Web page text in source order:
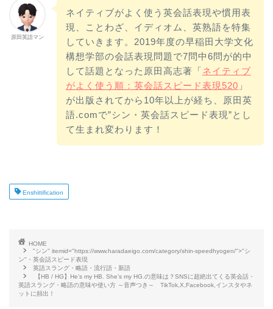
ー
原田英語マン
ネイティブがよく使う英会話表現や慣用表
現、ことわざ、イディオム、英熟語を特集
していきます。2019年度の早稲田大学文化
構想学部の会話表現問題で7問中6問が的中
して話題となった原田高志著「ネイティブ
がよく使う順：英会話スピード表現520 」
が出版されてから10年以上が経ち、原田英
語.comで”シン・英会話スピード表現”とし
て生まれ変わります！
Enshittification
HOME
"シン" itemid="https://www.haradaeigo.com/category/shin-speedhyogen/">"シ
ン"・英会話スピード表現
英語スラング・略語・流行語・新語
【HB / HG】He’s my HB. She’s my HG.の意味は？SNSに超絶出てくる英会話・
英語スラング・略語の意味や使い方 ～音声つき～ TikTok,X,Facebook,インスタやネ
ットに頻出！